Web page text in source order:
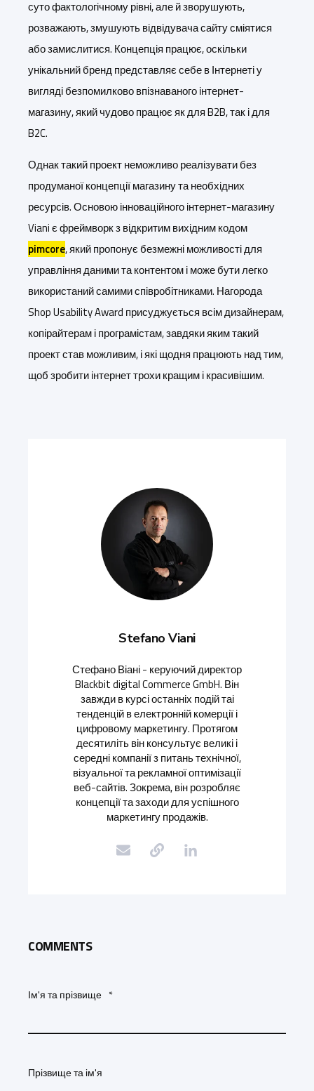
суто фактологічному рівні, але й зворушують,
розважають, змушують відвідувача сайту сміятися
або замислитися. Концепція працює, оскільки
унікальний бренд представляє себе в Інтернеті у
вигляді безпомилково впізнаваного інтернет-
магазину, який чудово працює як для B2B, так і для
B2C.
Однак такий проект неможливо реалізувати без
продуманої концепції магазину та необхідних
ресурсів. Основою інноваційного інтернет-магазину
Viani є фреймворк з відкритим вихідним кодом
pimcore, який пропонує безмежні можливості для
управління даними та контентом і може бути легко
використаний самими співробітниками. Нагорода
Shop Usability Award присуджується всім дизайнерам,
копірайтерам і програмістам, завдяки яким такий
проект став можливим, і які щодня працюють над тим,
щоб зробити інтернет трохи кращим і красивішим.
Stefano Viani
Стефано Віані - керуючий директор
Blackbit digital Commerce GmbH. Він
завжди в курсі останніх подій таі
тенденцій в електронній комерції і
цифровому маркетингу. Протягом
десятиліть він консультує великі і
середні компанії з питань технічної,
візуальної та рекламної оптимізації
веб-сайтів. Зокрема, він розробляє
концепції та заходи для успішного
маркетингу продажів.
COMMENTS
Ім'я та прізвище *
Прізвище та ім'я